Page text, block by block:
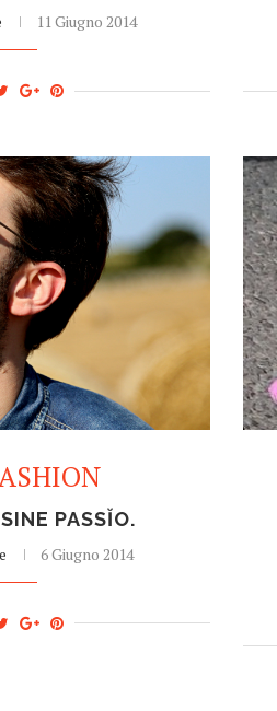
11 Giugno 2014
PASSĬO.
6 Giugno 2014